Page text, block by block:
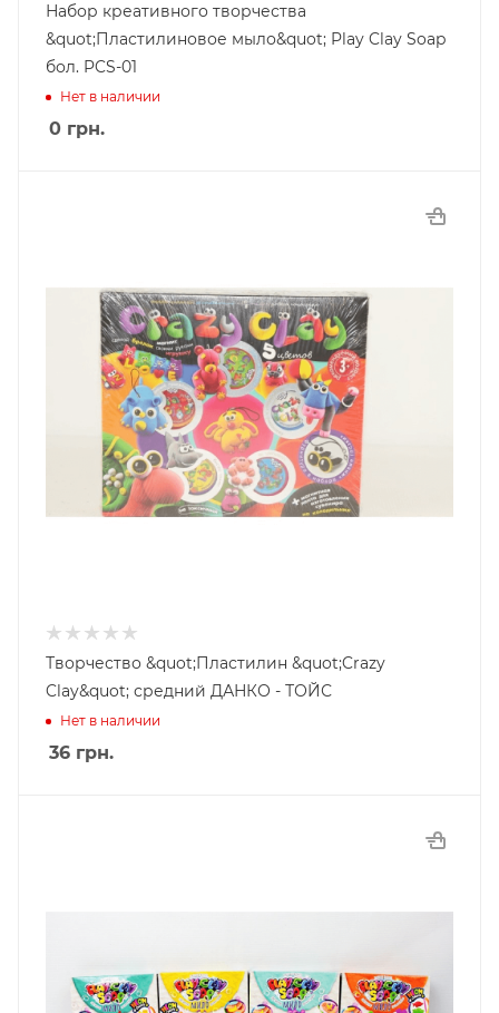
Набор креативного творчества
&quot;Пластилиновое мыло&quot; Play Clay Soap
бол. PCS-01
Нет в наличии
0 грн.
Творчество &quot;Пластилин &quot;Crazy
Clay&quot; средний ДАНКО - ТОЙС
Нет в наличии
36 грн.